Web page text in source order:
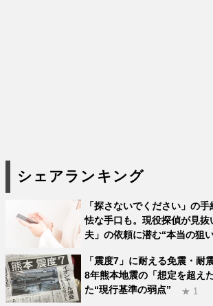
シェアランキング
「探さないでください」の
怯な手口も。現役探偵が見
夫」の依頼に潜む“本当の狙
「震度7」に耐える免震・耐
8年熊本地震の「想定を超え
た“現行基準の弱点”
★ 1